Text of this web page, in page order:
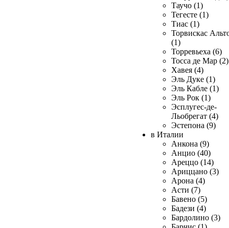
Таучо (1)
Тегесте (1)
Тиас (1)
Торвискас
(1)
Торревьеха (6)
Тосса де Мар (2)
Хавея (4)
Эль Дуке (1)
Эль Кабле (1)
Эль Рок (1)
Эсплугес-де-
Льобрегат (4)
Эстепона (9)
в Италии
Анкона (9)
Анцио (40)
Ареццо (14)
Ариццано (3)
Арона (4)
Асти (7)
Бавено (5)
Бадези (4)
Бардолино (3)